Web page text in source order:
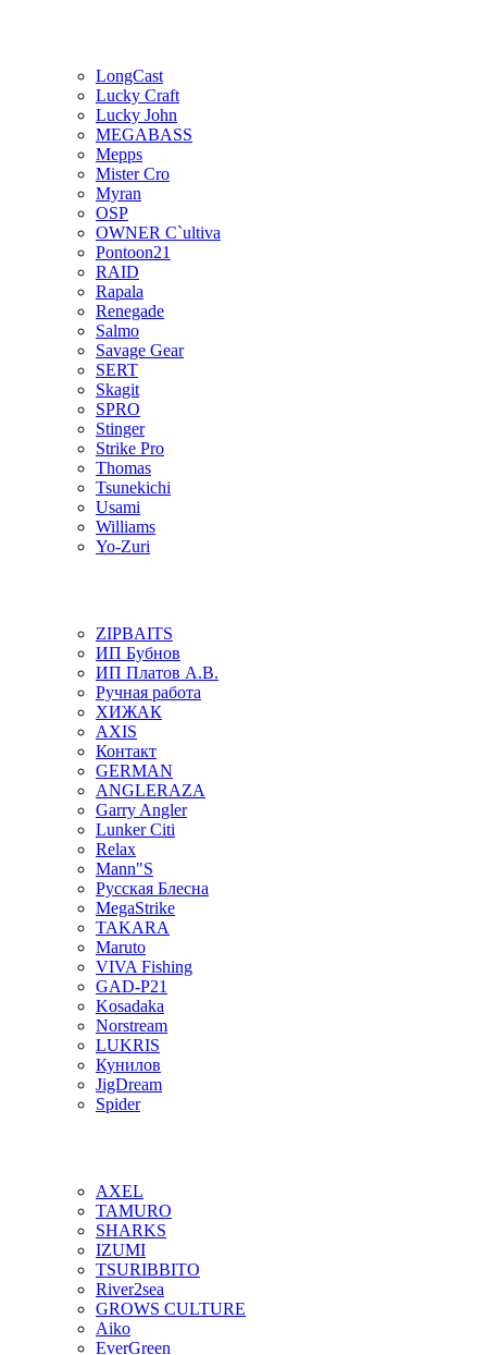
LongCast
Lucky Craft
Lucky John
MEGABASS
Mepps
Mister Cro
Myran
OSP
OWNER C`ultiva
Pontoon21
RAID
Rapala
Renegade
Salmo
Savage Gear
SERT
Skagit
SPRO
Stinger
Strike Pro
Thomas
Tsunekichi
Usami
Williams
Yo-Zuri
ZIPBAITS
ИП Бубнов
ИП Платов А.В.
Ручная работа
ХИЖАК
AXIS
Контакт
GERMAN
ANGLERAZA
Garry Angler
Lunker Citi
Relax
Mann"S
Русская Блесна
MegaStrike
TAKARA
Maruto
VIVA Fishing
GAD-P21
Kosadaka
Norstream
LUKRIS
Кунилов
JigDream
Spider
AXEL
TAMURO
SHARKS
IZUMI
TSURIBBITO
River2sea
GROWS CULTURE
Aiko
EverGreen